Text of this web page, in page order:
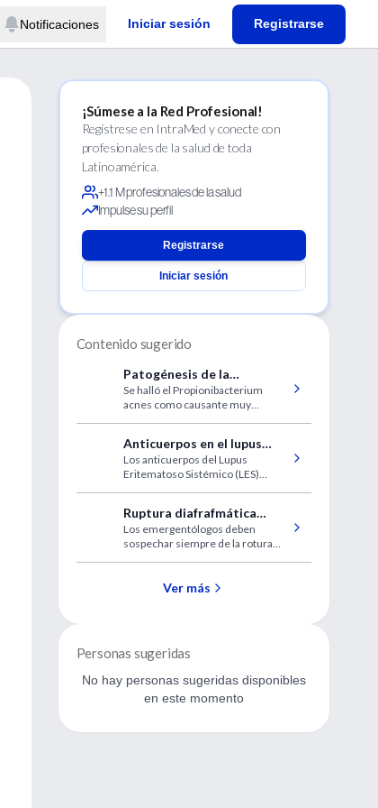
Notificaciones Iniciar sesión Registrarse
¡Súmese a la Red Profesional!
Regístrese en IntraMed y conecte con
profesionales de la salud de toda
Latinoamérica.
+1.1 M profesionales de la salud
Impulse su perfil
Registrarse
Iniciar sesión
Contenido sugerido
Patogénesis de la
hipomelanosis macular
progresiva
Se halló el Propionibacterium
acnes como causante muy
Anticuerpos en el lupus
eritematoso sistémico
Los anticuerpos del Lupus
Eritematoso Sistémico (LES)
enfermedad.
Ruptura diafrafmática
traumática en pacientes
pediátricos
Los emergentólogos deben
sospechar siempre de la rotura
evaluar a las víctimas de un
Ver más
Personas sugeridas
No hay personas sugeridas disponibles
en este momento